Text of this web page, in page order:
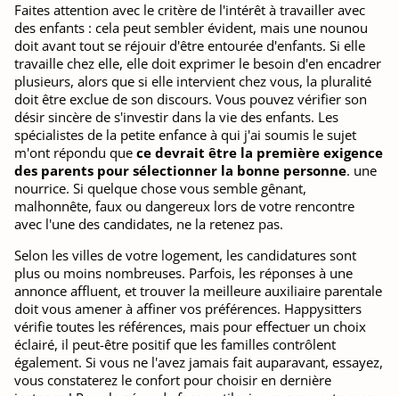
Faites attention avec le critère de l'intérêt à travailler avec
des enfants : cela peut sembler évident, mais une nounou
doit avant tout se réjouir d'être entourée d'enfants. Si elle
travaille chez elle, elle doit exprimer le besoin d'en encadrer
plusieurs, alors que si elle intervient chez vous, la pluralité
doit être exclue de son discours. Vous pouvez vérifier son
désir sincère de s'investir dans la vie des enfants. Les
spécialistes de la petite enfance à qui j'ai soumis le sujet
m'ont répondu que ce devrait être la première exigence
des parents pour sélectionner la bonne personne. une
nourrice. Si quelque chose vous semble gênant,
malhonnête, faux ou dangereux lors de votre rencontre
avec l'une des candidates, ne la retenez pas.
Selon les villes de votre logement, les candidatures sont
plus ou moins nombreuses. Parfois, les réponses à une
annonce affluent, et trouver la meilleure auxiliaire parentale
doit vous amener à affiner vos préférences. Happysitters
vérifie toutes les références, mais pour effectuer un choix
éclairé, il peut-être positif que les familles contrôlent
également. Si vous ne l'avez jamais fait auparavant, essayez,
vous constaterez le confort pour choisir en dernière